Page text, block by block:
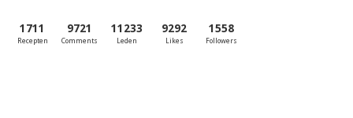
1711
Recepten
9721
Comments
11233
Leden
9292
Likes
1558
Followers